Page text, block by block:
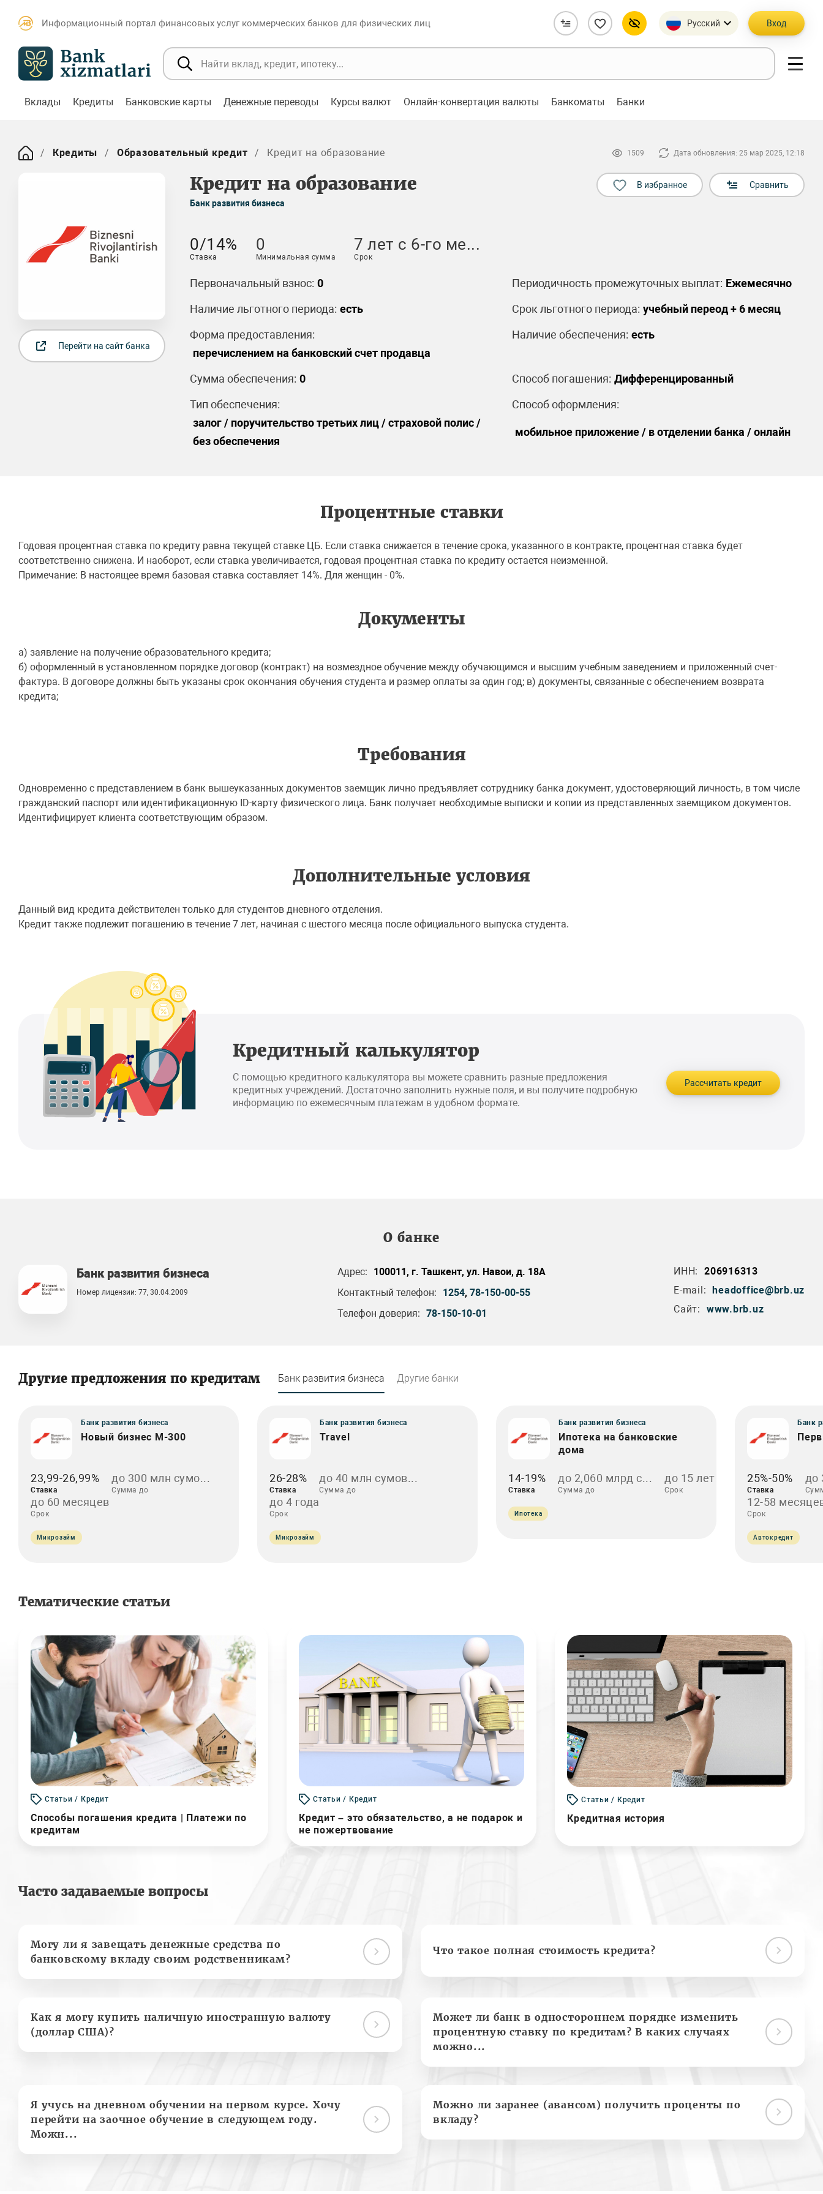
Информационный портал финансовых услуг коммерческих банков для физических лиц Русский Вход
Вклады Кредиты Банковские карты Денежные переводы Курсы валют Онлайн-конвертация валюты Банкоматы Банки
Кредиты Образовательный кредит Кредит на образование 1509 Дата обновления: 25 мар 2025, 12:18
Кредит на образование
Банк развития бизнеса
В избранное Сравнить
Перейти на сайт банка
0/14%
Ставка
0
Минимальная сумма
7 лет с 6-го ме...
Срок
Первоначальный взнос: 0 Периодичность промежуточных выплат: Ежемесячно
Наличие льготного периода: есть Срок льготного периода: учебный переод + 6 месяц
Форма предоставления:
перечислением на банковский счет продавца
Наличие обеспечения: есть
Сумма обеспечения: 0 Способ погашения: Дифференцированный
Тип обеспечения:
залог / поручительство третьих лиц / страховой полис /
без обеспечения
Способ оформления:
мобильное приложение / в отделении банка / онлайн
Процентные ставки
Годовая процентная ставка по кредиту равна текущей ставке ЦБ. Если ставка снижается в течение срока, указанного в контракте, процентная ставка будет
соответственно снижена. И наоборот, если ставка увеличивается, годовая процентная ставка по кредиту остается неизменной.
Примечание: В настоящее время базовая ставка составляет 14%. Для женщин - 0%.
Документы
а) заявление на получение образовательного кредита;
б) оформленный в установленном порядке договор (контракт) на возмездное обучение между обучающимся и высшим учебным заведением и приложенный счет-
фактура. В договоре должны быть указаны срок окончания обучения студента и размер оплаты за один год; в) документы, связанные с обеспечением возврата
кредита;
Требования
Одновременно с представлением в банк вышеуказанных документов заемщик лично предъявляет сотруднику банка документ, удостоверяющий личность, в том числе
гражданский паспорт или идентификационную ID-карту физического лица. Банк получает необходимые выписки и копии из представленных заемщиком документов.
Идентифицирует клиента соответствующим образом.
Дополнительные условия
Данный вид кредита действителен только для студентов дневного отделения.
Кредит также подлежит погашению в течение 7 лет, начиная с шестого месяца после официального выпуска студента.
Кредитный калькулятор
С помощью кредитного калькулятора вы можете сравнить разные предложения
кредитных учреждений. Достаточно заполнить нужные поля, и вы получите подробную
информацию по ежемесячным платежам в удобном формате.
Рассчитать кредит
О банке
Банк развития бизнеса
Номер лицензии: 77, 30.04.2009
Адрес:
100011, г. Ташкент, ул. Навои, д. 18А
Контактный телефон:
1254, 78-150-00-55
Телефон доверия: 78-150-10-01
ИНН:
206916313
E-mail: headoffice@brb.uz
Сайт:
www.brb.uz
Другие предложения по кредитам Банк развития бизнеса Другие банки
Банк развития бизнеса
Новый бизнес M-300
23,99-26,99%
Ставка
до 300 млн сумо...
Сумма до
до 60 месяцев
Срок
Микрозайм
Банк развития бизнеса
Travel
26-28%
Ставка
до 40 млн сумов...
Сумма до
до 4 года
Срок
Микрозайм
Банк развития бизнеса
Ипотека на банковские
дома
14-19%
Ставка
до 2,060 млрд с...
Сумма до
до 15 лет
Срок
Ипотека
Банк
25%-50%
Ставка
до
12-58
Срок
Автокредит
Тематические статьи
Статьи / Кредит
Способы погашения кредита | Платежи по
кредитам
Статьи / Кредит
Кредит – это обязательство, а не подарок и
не пожертвование
Статьи / Кредит
Кредитная история
Часто задаваемые вопросы
Могу ли я завещать денежные средства по
банковскому вкладу своим родственникам?
Что такое полная стоимость кредита?
Как я могу купить наличную иностранную валюту
(доллар США)?
Может ли банк в одностороннем порядке изменить
процентную ставку по кредитам? В каких случаях
можно...
Я учусь на дневном обучении на первом курсе. Хочу
перейти на заочное обучение в следующем году.
Можн...
Можно ли заранее (авансом) получить проценты по
вкладу?